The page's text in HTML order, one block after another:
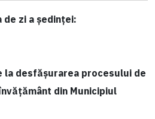
de zi a ședinței:
desfășurarea procesului de
din Municipiul